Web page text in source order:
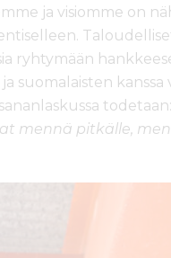
ja visiomme on
ryhtymään
ja suomalaisten
todetaan:
mennä pitkälle,